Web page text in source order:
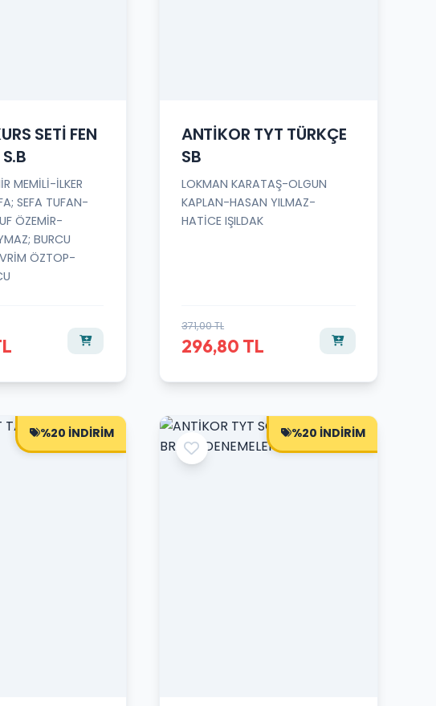
SETİ FEN
MEMİLİ-İLKER
SEFA TUFAN-
ÖZEMİR-
BURCU
ÖZTOP-
ANTİKOR TYT TÜRKÇE
SB
LOKMAN KARATAŞ-OLGUN
KAPLAN-HASAN YILMAZ-
HATİCE IŞILDAK
371,00 TL
296,80 TL
%20 İNDİRİM %20 İNDİRİM